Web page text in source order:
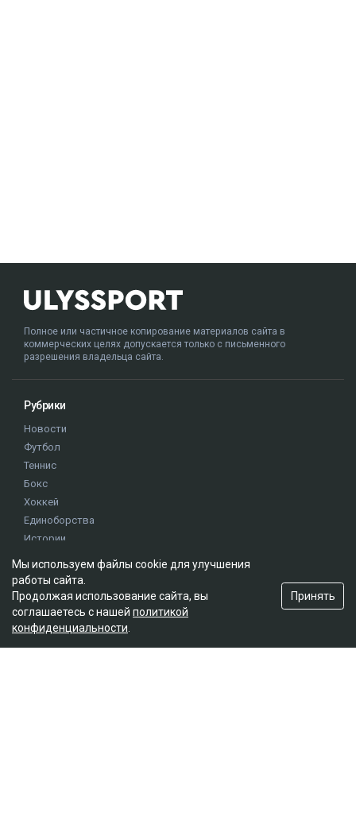
Полное или частичное копирование материалов сайта в
коммерческих целях допускается только с письменного
разрешения владельца сайта.
Рубрики
Новости
Футбол
Теннис
Бокс
Хоккей
Единоборства
Истории
Редакция
О проекте
Мы используем файлы cookie для улучшения
работы сайта.
Продолжая использование сайта, вы
соглашаетесь с нашей политикой
конфиденциальности
Принять